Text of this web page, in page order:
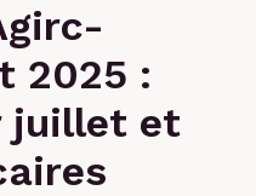
2025 :
juillet et